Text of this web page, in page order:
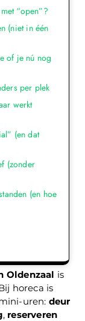
Oldenzaal is
horeca is
uren: deur
, reserveren
“open”?
(niet in één
of je nú nog
per plek
werkt
(en dat
(zonder
(en hoe